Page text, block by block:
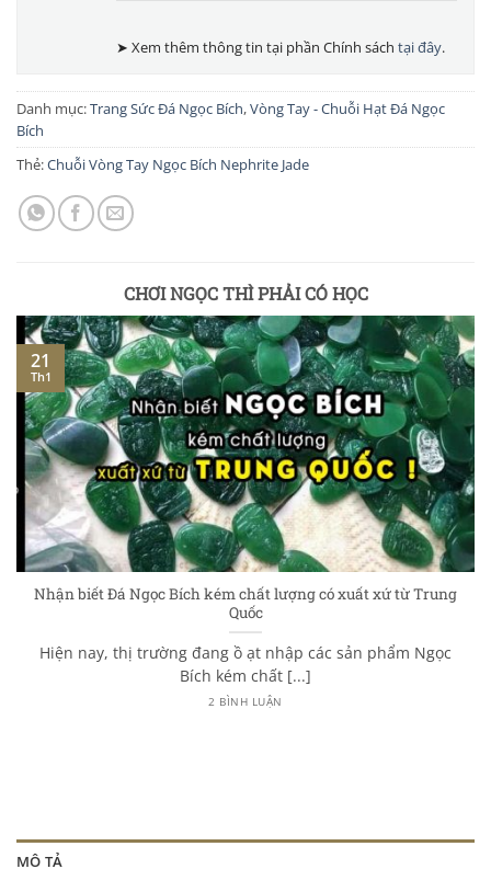
➤ Xem thêm thông tin tại phần Chính sách tại đây.
Danh mục:Trang Sức Đá Ngọc Bích,Vòng Tay - Chuỗi Hạt Đá Ngọc
Bích
Thẻ:Chuỗi Vòng Tay Ngọc Bích Nephrite Jade
CHƠI NGỌC THÌ PHẢI CÓ HỌC
Nhận biết Đá Ngọc Bích kém chất lượng có xuất xứ từ Trung
Quốc
Hiện nay, thị trường đang ồ ạt nhập các sản phẩm Ngọc
Bích kém chất [...]
2 BÌNH LUẬN
21
Th1
MÔ TẢ